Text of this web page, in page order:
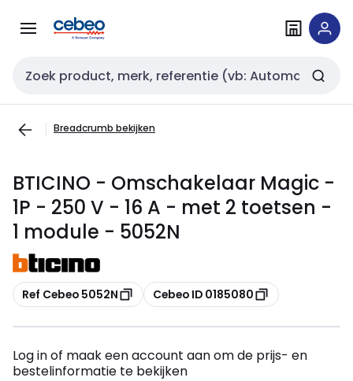
naar
naar
Zoekveld invoer
Breadcrumb bekijken
BTICINO - Omschakelaar Magic -
1P - 250 V - 16 A - met 2 toetsen -
1 module - 5052N
Kopiëren
Ref Cebeo 5052N Kopiëren
Cebeo ID 0185080
Log in of maak een account aan om de prijs- en
bestelinformatie te bekijken